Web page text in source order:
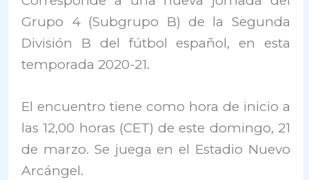
Grupo 4 (Subgrupo B) de la Segunda
División B del fútbol español, en esta
temporada 2020-21.
El encuentro tiene como hora de inicio a
las 12,00 horas (CET) de este domingo, 21
de marzo. Se juega en el Estadio Nuevo
Arcángel.